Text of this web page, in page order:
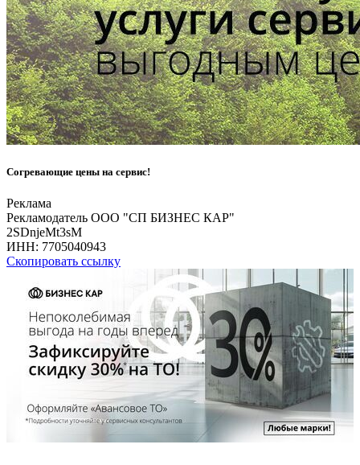
Согревающие цены на сервис!
Реклама
Рекламодатель ООО "СП БИЗНЕС КАР"
2SDnjeMt3sM
ИНН: 7705040943
Скопировать ссылку